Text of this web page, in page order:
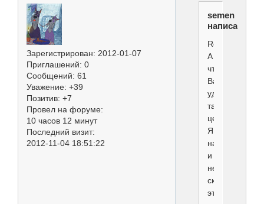
Зарегистрирован: 2012-01-07
Приглашений: 0
Сообщений: 61
Уважение: +39
Позитив: +7
Провел на форуме:
10 часов 12 минут
Последний визит:
2012-11-04 18:51:22
semen
написал(а):
Rostova
А
что
Вас
удивляет
так
цена?
Я,
например,
и
не
скрываю
этого,